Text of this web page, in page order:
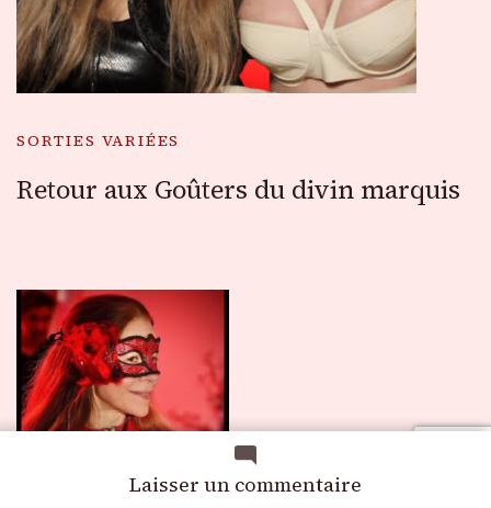
Laisser un commentaire
SORTIES VARIÉES
Retour aux Goûters du divin marquis